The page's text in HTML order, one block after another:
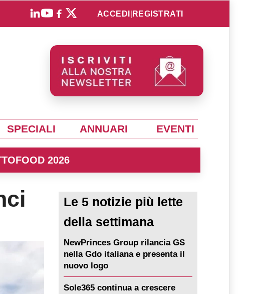
ACCEDI REGISTRATI
SPECIALI ANNUARI EVENTI
2026
Le 5 notizie più lette
della settimana
NewPrinces Group rilancia GS
nella Gdo italiana e presenta il
nuovo logo
Sole365 continua a crescere